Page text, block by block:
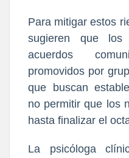
Para mitigar estos
sugieren que
acuerdos
promovidos por
que buscan
no permitir que los
hasta finalizar el
La psicóloga